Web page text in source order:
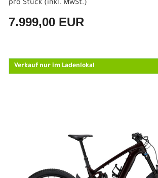
pro Stück (inkl. MwSt.)
7.999,00 EUR
Verkauf nur im Ladenlokal